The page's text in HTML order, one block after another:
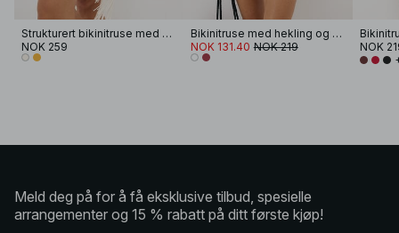
Strukturert bikinitruse med høy skjæring
NOK 259
Bikinitruse med hekling og knyting i stroppene
NOK 131.40 NOK 219
NOK
Meld deg på for å få eksklusive tilbud, spesielle
arrangementer og 15 % rabatt på ditt første kjøp!